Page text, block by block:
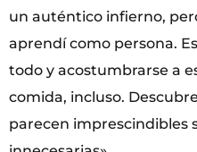
un auténtico infierno,
aprendí como persona.
todo y acostumbrarse a
comida, incluso.
parecen imprescindibles